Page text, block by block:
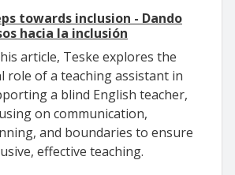
towards inclusion - Dando
hacia la inclusión
article, Teske explores the
role of a teaching assistant in
a blind English teacher,
on communication,
and boundaries to ensure
effective teaching.